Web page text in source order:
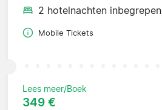
2 hotelnachten inbegrepen
Mobile Tickets
Lees meer/Boek
349 €